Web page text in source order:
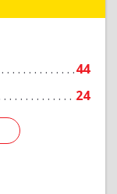
44
24
Подробнее